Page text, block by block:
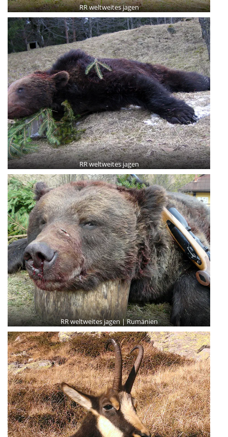
RR weltweites jagen
RR weltweites jagen
RR weltweites jagen | Rumänien